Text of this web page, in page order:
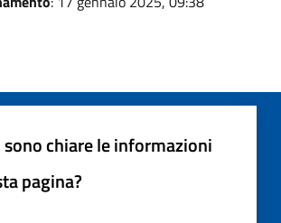
sono chiare le informazioni
pagina?